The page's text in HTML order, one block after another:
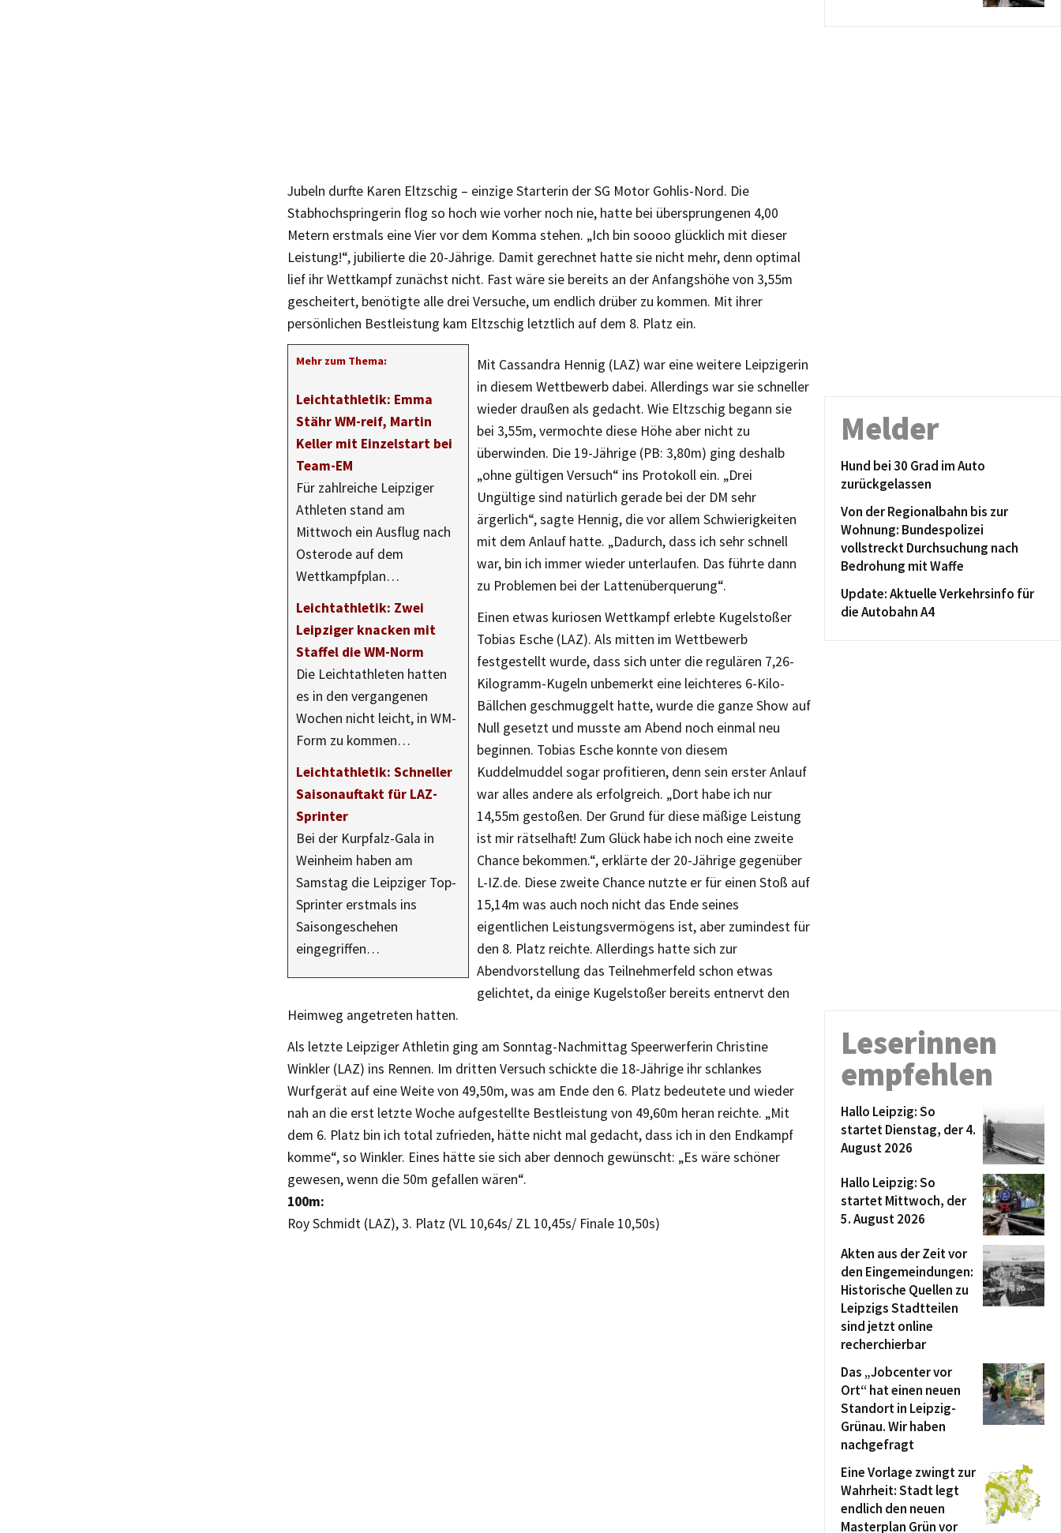
Jubeln durfte Karen Eltzschig – einzige Starterin der SG Motor Gohlis-Nord. Die
Stabhochspringerin flog so hoch wie vorher noch nie, hatte bei übersprungenen 4,00
Metern erstmals eine Vier vor dem Komma stehen. „Ich bin soooo glücklich mit dieser
Leistung!“, jubilierte die 20-Jährige. Damit gerechnet hatte sie nicht mehr, denn optimal
lief ihr Wettkampf zunächst nicht. Fast wäre sie bereits an der Anfangshöhe von 3,55m
gescheitert, benötigte alle drei Versuche, um endlich drüber zu kommen. Mit ihrer
persönlichen Bestleistung kam Eltzschig letztlich auf dem 8. Platz ein.
Mehr zum Thema:
Leichtathletik: Emma
Stähr WM-reif, Martin
Keller mit Einzelstart bei
Team-EM
Für zahlreiche Leipziger
Athleten stand am
Mittwoch ein Ausflug nach
Osterode auf dem
Wettkampfplan…
Leichtathletik: Zwei
Leipziger knacken mit
Staffel die WM-Norm
Die Leichtathleten hatten
es in den vergangenen
Wochen nicht leicht, in WM-
Form zu kommen…
Leichtathletik: Schneller
Saisonauftakt für LAZ-
Sprinter
Bei der Kurpfalz-Gala in
Weinheim haben am
Samstag die Leipziger Top-
Sprinter erstmals ins
Saisongeschehen
eingegriffen…
Mit Cassandra Hennig (LAZ) war eine weitere Leipzigerin
in diesem Wettbewerb dabei. Allerdings war sie schneller
wieder draußen als gedacht. Wie Eltzschig begann sie
bei 3,55m, vermochte diese Höhe aber nicht zu
überwinden. Die 19-Jährige (PB: 3,80m) ging deshalb
„ohne gültigen Versuch“ ins Protokoll ein. „Drei
Ungültige sind natürlich gerade bei der DM sehr
ärgerlich“, sagte Hennig, die vor allem Schwierigkeiten
mit dem Anlauf hatte. „Dadurch, dass ich sehr schnell
war, bin ich immer wieder unterlaufen. Das führte dann
zu Problemen bei der Lattenüberquerung“.
Einen etwas kuriosen Wettkampf erlebte Kugelstoßer
Tobias Esche (LAZ). Als mitten im Wettbewerb
festgestellt wurde, dass sich unter die regulären 7,26-
Kilogramm-Kugeln unbemerkt eine leichteres 6-Kilo-
Bällchen geschmuggelt hatte, wurde die ganze Show auf
Null gesetzt und musste am Abend noch einmal neu
beginnen. Tobias Esche konnte von diesem
Kuddelmuddel sogar profitieren, denn sein erster Anlauf
war alles andere als erfolgreich. „Dort habe ich nur
14,55m gestoßen. Der Grund für diese mäßige Leistung
ist mir rätselhaft! Zum Glück habe ich noch eine zweite
Chance bekommen.“, erklärte der 20-Jährige gegenüber
L-IZ.de. Diese zweite Chance nutzte er für einen Stoß auf
15,14m was auch noch nicht das Ende seines
eigentlichen Leistungsvermögens ist, aber zumindest für
den 8. Platz reichte. Allerdings hatte sich zur
Abendvorstellung das Teilnehmerfeld schon etwas
gelichtet, da einige Kugelstoßer bereits entnervt den
Heimweg angetreten hatten.
Als letzte Leipziger Athletin ging am Sonntag-Nachmittag Speerwerferin Christine
Winkler (LAZ) ins Rennen. Im dritten Versuch schickte die 18-Jährige ihr schlankes
Wurfgerät auf eine Weite von 49,50m, was am Ende den 6. Platz bedeutete und wieder
nah an die erst letzte Woche aufgestellte Bestleistung von 49,60m heran reichte. „Mit
dem 6. Platz bin ich total zufrieden, hätte nicht mal gedacht, dass ich in den Endkampf
komme“, so Winkler. Eines hätte sie sich aber dennoch gewünscht: „Es wäre schöner
gewesen, wenn die 50m gefallen wären“.
100m:
Roy Schmidt (LAZ), 3. Platz (VL 10,64s/ ZL 10,45s/ Finale 10,50s)
Melder
Hund bei 30 Grad im Auto
zurückgelassen
Von der Regionalbahn bis zur
Wohnung: Bundespolizei
vollstreckt Durchsuchung nach
Bedrohung mit Waffe
Update: Aktuelle Verkehrsinfo für
die Autobahn A4
Leserinnen
empfehlen
Hallo Leipzig: So
startet Dienstag, der 4.
August 2026
Hallo Leipzig: So
startet Mittwoch, der
5. August 2026
Akten aus der Zeit vor
den Eingemeindungen:
Historische Quellen zu
Leipzigs Stadtteilen
sind jetzt online
recherchierbar
Das „Jobcenter vor
Ort“ hat einen neuen
Standort in Leipzig-
Grünau. Wir haben
nachgefragt
Eine Vorlage zwingt zur
Wahrheit: Stadt legt
endlich den neuen
Masterplan Grün vor